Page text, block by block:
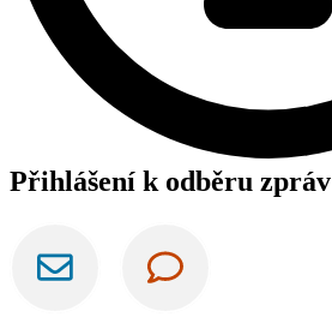
Přihlášení k odběru zpráv